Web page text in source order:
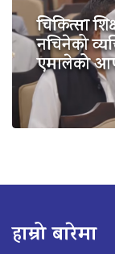
चिकित्सा
नचिनेको
एमालेको
हाम्रो बारेमा